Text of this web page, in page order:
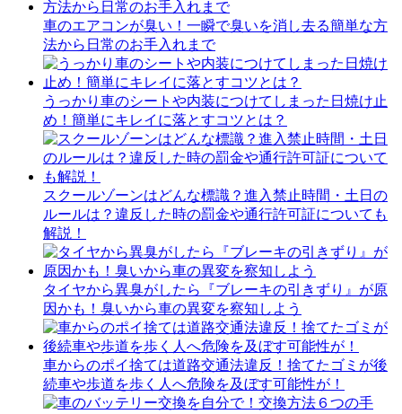
車のエアコンが臭い！一瞬で臭いを消し去る簡単な方
法から日常のお手入れまで
うっかり車のシートや内装につけてしまった日焼け止
め！簡単にキレイに落とすコツとは？
スクールゾーンはどんな標識？進入禁止時間・土日の
ルールは？違反した時の罰金や通行許可証についても
解説！
タイヤから異臭がしたら『ブレーキの引きずり』が原
因かも！臭いから車の異変を察知しよう
車からのポイ捨ては道路交通法違反！捨てたゴミが後
続車や歩道を歩く人へ危険を及ぼす可能性が！